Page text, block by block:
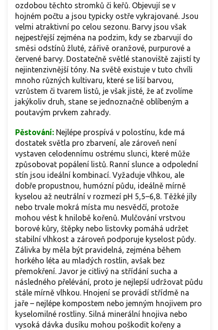
ozdobou těchto stromků či keřů. Objevují se v
hojném počtu a jsou typicky ostře vykrajované. Jsou
velmi atraktivní po celou sezonu. Barvy jsou však
nejpestřejší zejména na podzim, kdy se zbarvují do
směsi odstínů žluté, zářivě oranžové, purpurové a
červené barvy. Dostatečně světlé stanoviště zajistí ty
nejintenzivnější tóny. Na světě existuje v tuto chvíli
mnoho různých kultivaru, které se liší barvou,
vzrůstem či tvarem listů, je však jisté, že ať zvolíme
jakýkoliv druh, stane se jednoznačně oblíbeným a
poutavým prvkem zahrady.
Pěstování: Nejlépe prospívá v polostínu, kde má
dostatek světla pro zbarvení, ale zároveň není
vystaven celodennímu ostrému slunci, které může
způsobovat popálení listů. Ranní slunce a odpolední
stín jsou ideální kombinací. Vyžaduje vlhkou, ale
dobře propustnou, humózní půdu, ideálně mírně
kyselou až neutrální v rozmezí pH 5,5–6,8. Těžké jíly
nebo trvale mokrá místa mu nesvědčí, protože
mohou vést k hnilobě kořenů. Mulčování vrstvou
borové kůry, štěpky nebo listovky pomáhá udržet
stabilní vlhkost a zároveň podporuje kyselost půdy.
Zálivka by měla být pravidelná, zejména během
horkého léta au mladých rostlin, avšak bez
přemokření. Javor je citlivý na střídání sucha a
následného přelévání, proto je nejlepší udržovat půdu
stále mírně vlhkou. Hnojení se provádí střídmě na
jaře – nejlépe kompostem nebo jemným hnojivem pro
kyselomilné rostliny. Silná minerální hnojiva nebo
vysoká dávka dusíku mohou poškodit kořeny a